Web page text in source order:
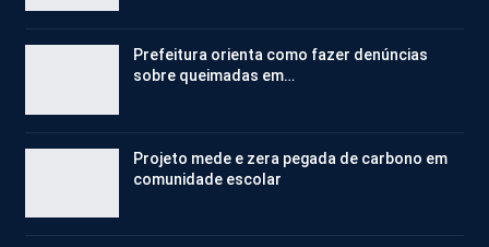
Prefeitura orienta como fazer denúncias
sobre queimadas em…
Projeto mede e zera pegada de carbono em
comunidade escolar